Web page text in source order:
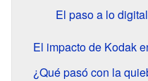
El paso a lo digital
El impacto de Kodak
¿Qué pasó con la